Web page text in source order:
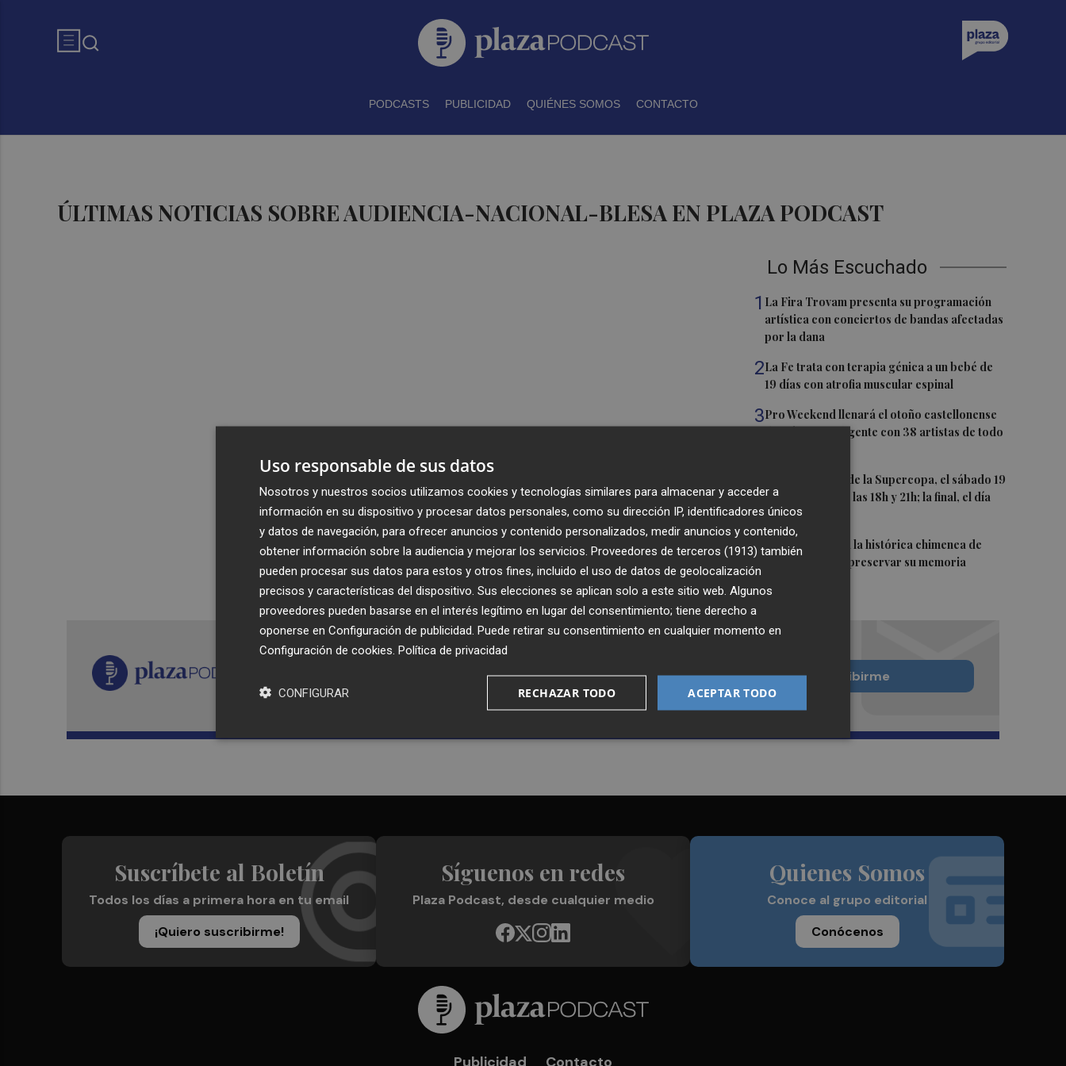
PODCASTS PUBLICIDAD QUIÉNES SOMOS CONTACTO
ÚLTIMAS NOTICIAS SOBRE AUDIENCIA-NACIONAL-BLESA EN PLAZA PODCAST
Lo Más Escuchado
1 La Fira Trovam presenta su programación
artística con conciertos de bandas afectadas
por la dana
2La Fe trata con terapia génica a un bebé de
19 días con atrofia muscular espinal
3Pro Weekend llenará el otoño castellonense
de música emergente con 38 artistas de todo
Las semifinales de la Supercopa, el sábado 19
de septiembre a las 18h y 21h; la final, el día
20 a las 19h
5 Murcia restaura la histórica chimenea de
Algezares para preservar su memoria
Recibe toda la actualidad de
Plaza Podcast en tu correo
Quiero suscribirme
Suscríbete al Boletín
Todos los días a primera hora en tu email
¡Quiero suscribirme!
Síguenos en redes
Plaza Podcast, desde cualquier medio
Quienes Somos
Conoce al grupo editorial
Conócenos
Publicidad Contacto
Uso responsable de sus datos
Nosotros y nuestros socios utilizamos cookies y tecnologías similares para almacenar y acceder a
información en su dispositivo y procesar datos personales, como su dirección IP, identificadores únicos
y datos de navegación, para ofrecer anuncios y contenido personalizados, medir anuncios y contenido,
obtener información sobre la audiencia y mejorar los servicios. Proveedores de terceros (1913) también
pueden procesar sus datos para estos y otros fines, incluido el uso de datos de geolocalización
precisos y características del dispositivo. Sus elecciones se aplican solo a este sitio web. Algunos
proveedores pueden basarse en el interés legítimo en lugar del consentimiento; tiene derecho a
oponerse en Configuración de publicidad . Puede retirar su consentimiento en cualquier momento en
Configuración de cookies Política de privacidad
ACEPTAR TODO
RECHAZAR TODO
CONFIGURAR